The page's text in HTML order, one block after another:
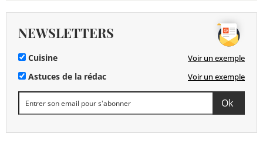
NEWSLETTERS
Cuisine Voir un exemple
Astuces de la rédac Voir un exemple